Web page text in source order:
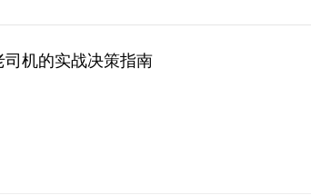
机的实战决策指南